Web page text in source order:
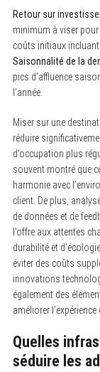
Retour sur
minimum à viser pour
coûts initiaux incluant
Saisonnalité de la
pics d’affluence
l’année.
Miser sur une
réduire
d’occupation plus
souvent montré que
harmonie avec
client. De plus,
de données et de
l’offre aux attentes
durabilité et
éviter des coûts
innovations
également des
améliorer l’expérience
Quelles
séduire les